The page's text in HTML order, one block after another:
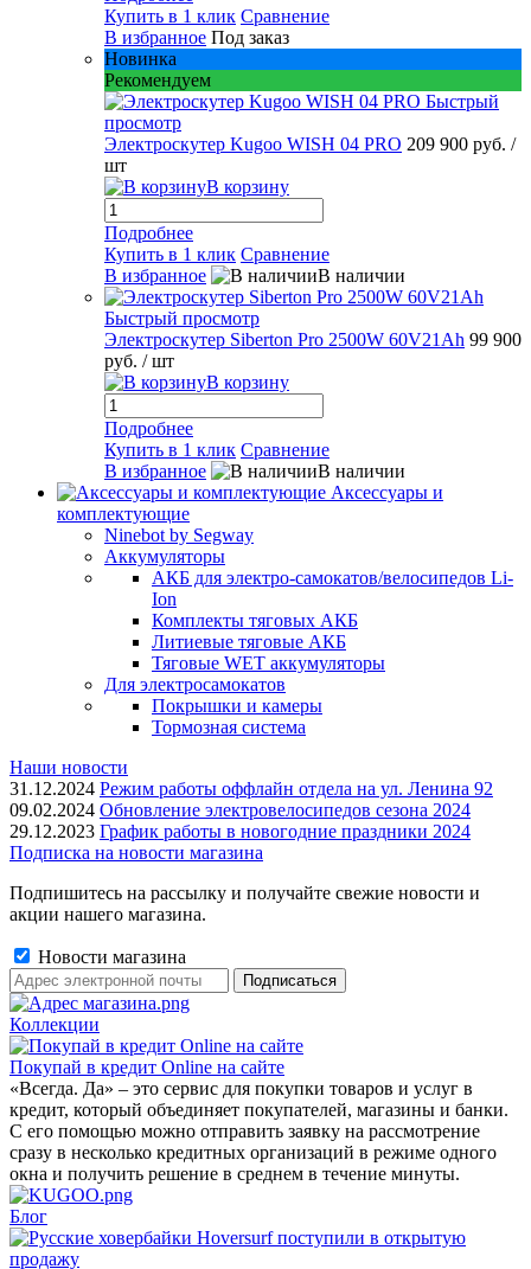
Купить в 1 клик Сравнение
В избранное Под заказ
Новинка
Рекомендуем
Быстрый
просмотр
Электроскутер Kugoo WISH 04 PRO 209 900 руб. /
шт
В корзину
Подробнее
Купить в 1 клик Сравнение
В избранное
В наличии
Быстрый просмотр
Электроскутер Siberton Pro 2500W 60V21Ah 99 900
руб. / шт
В корзину
Подробнее
Купить в 1 клик Сравнение
В избранное
В наличии
Аксессуары и
комплектующие
Ninebot by Segway
Аккумуляторы
АКБ для электро-самокатов/велосипедов Li-
Ion
Комплекты тяговых АКБ
Литиевые тяговые АКБ
Тяговые WET аккумуляторы
Для электросамокатов
Покрышки и камеры
Тормозная система
Наши новости
31.12.2024 Режим работы оффлайн отдела на ул. Ленина 92
09.02.2024 Обновление электровелосипедов сезона 2024
29.12.2023 График работы в новогодние праздники 2024
Подписка на новости магазина
Подпишитесь на рассылку и получайте свежие новости и
акции нашего магазина.
Новости магазина
Коллекции
Покупай в кредит Online на сайте
«Всегда. Да» – это сервис для покупки товаров и услуг в
кредит, который объединяет покупателей, магазины и банки.
С его помощью можно отправить заявку на рассмотрение
сразу в несколько кредитных организаций в режиме одного
окна и получить решение в среднем в течение минуты.
Блог